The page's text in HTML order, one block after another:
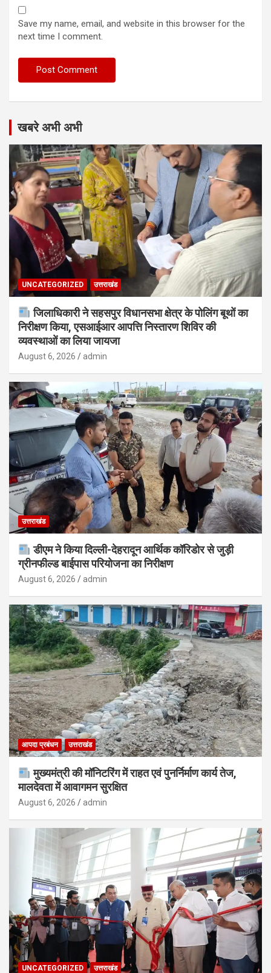
Save my name, email, and website in this browser for the
next time I comment.
खबरे अभी अभी
UNCATEGORIZED उत्तराखंड
जिलाधिकारी ने सहसपुर विधानसभा क्षेत्र के पोलिंग बूथों का
निरीक्षण किया, एसआईआर आपत्ति निस्तारण शिविर की
व्यवस्थाओं का लिया जायजा
August 6, 2026 admin
उत्तराखंड
डीएम ने किया दिल्ली-देहरादून आर्थिक कॉरिडोर से जुड़ी
ग्रीनफील्ड बाईपास परियोजना का निरीक्षण
August 6, 2026 admin
आपदा प्रबंधन उत्तराखंड
मुख्यमंत्री की मॉनिटरिंग में राहत एवं पुनर्निर्माण कार्य तेज,
मालदेवता में आवागमन सुरक्षित
August 6, 2026 admin
UNCATEGORIZED उत्तराखंड